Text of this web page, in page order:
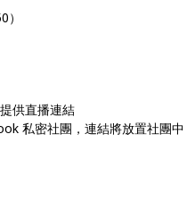
供直播連結
私密社團，連結將放置社團中